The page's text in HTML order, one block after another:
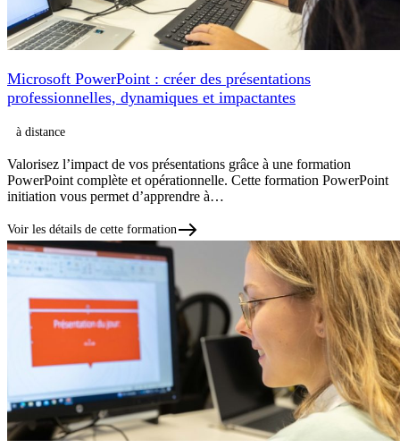
Microsoft PowerPoint : créer des présentations
professionnelles, dynamiques et impactantes
à distance
Valorisez l’impact de vos présentations grâce à une formation
PowerPoint complète et opérationnelle. Cette formation PowerPoint
initiation vous permet d’apprendre à…
Voir les détails de cette formation